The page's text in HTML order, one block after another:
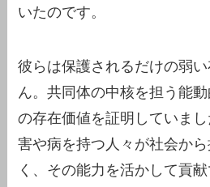
いたのです。
彼らは保護されるだけの弱
ん。共同体の中核を担う能
の存在価値を証明していま
害や病を持つ人々が社会か
く、その能力を活かして貢